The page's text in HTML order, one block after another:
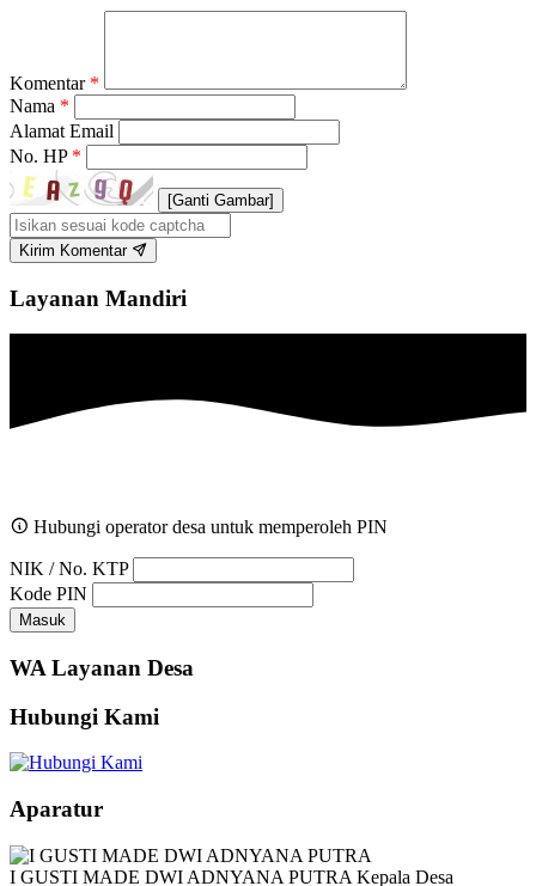
Komentar *
Nama *
Alamat Email
No. HP *
[Ganti Gambar]
Kirim Komentar
Layanan Mandiri
Hubungi operator desa untuk memperoleh PIN
NIK / No. KTP
Kode PIN
Masuk
WA Layanan Desa
Hubungi Kami
Aparatur
I GUSTI MADE DWI ADNYANA PUTRA Kepala Desa